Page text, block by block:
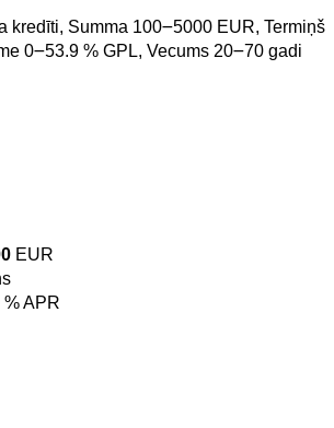
kredīti, Summa 100౼5000 EUR, Termiņš
0౼53.9 % GPL, Vecums 20౼70 gadi
EUR
% APR